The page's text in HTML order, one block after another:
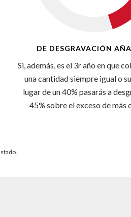
DE DESGRAVACIÓN
Si, además, es el 3r año en que
una cantidad siempre igual o
lugar de un 40% pasarás a
45% sobre el exceso de más